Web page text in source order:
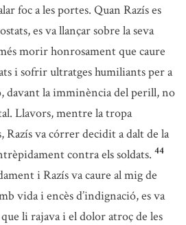
foc a les portes. Quan Razís es
es va llançar sobre la seva
morir honrosament que caure
i sofrir ultratges humiliants per a
davant la imminència del perill, no
Llavors, mentre la tropa
va córrer decidit a dalt de la
contra els soldats. 44
i Razís va caure al mig de
vida i encès d’indignació, es va
li rajava i el dolor atroç de les